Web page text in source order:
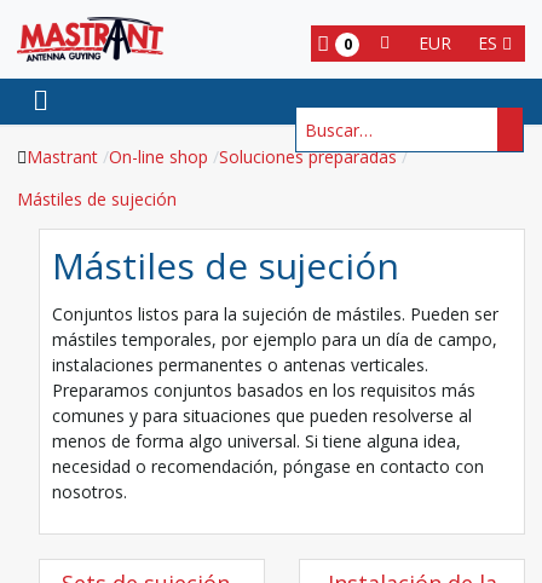
ES
EUR
0
Buscar
Mastrant On-line shop Soluciones preparadas
Mástiles de sujeción
Mástiles de sujeción
Conjuntos listos para la sujeción de mástiles. Pueden ser
mástiles temporales, por ejemplo para un día de campo,
instalaciones permanentes o antenas verticales.
Preparamos conjuntos basados en los requisitos más
comunes y para situaciones que pueden resolverse al
menos de forma algo universal. Si tiene alguna idea,
necesidad o recomendación, póngase en contacto con
nosotros.